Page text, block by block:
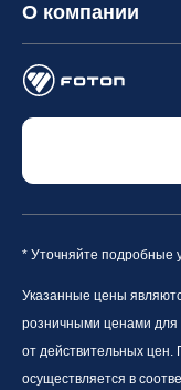
О компании
* Уточняйте подробные
Указанные цены
розничными ценами для
от действительных
осуществляется в